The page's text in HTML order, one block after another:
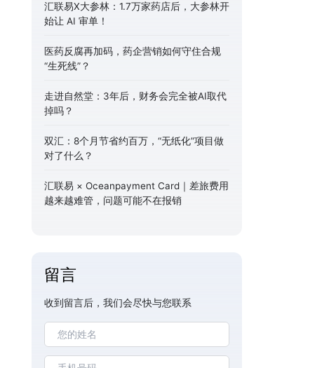
汇联易X大参林：1.7万家药店后，大参林开
始让 AI 审单！
医药反腐再加码，药企营销如何守住合规
“生死线”？
走进自然堂：3年后，财务会完全被AI取代
掉吗？
双汇：8个月节省约百万，“无纸化”项目做
对了什么？
汇联易 × Oceanpayment Card｜差旅费用
越来越难管，问题可能不在报销
留言
收到留言后，我们会尽快与您联系